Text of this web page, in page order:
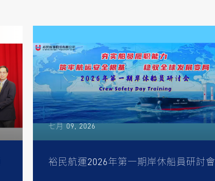
七月 09, 2026
裕民航運2026年第一期岸休船員研討會